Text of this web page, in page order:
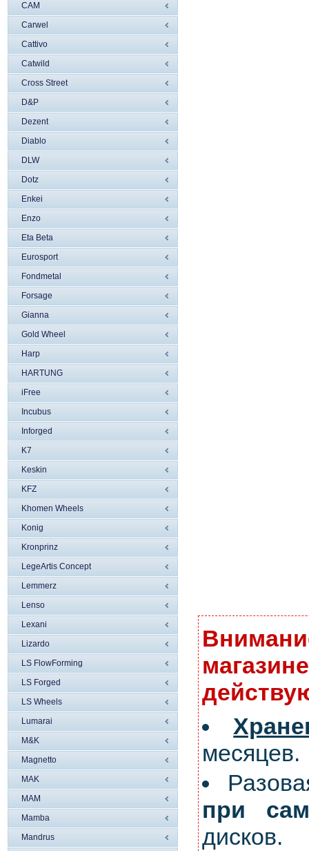
CAM
Carwel
Cattivo
Catwild
Cross Street
D&P
Dezent
Diablo
DLW
Dotz
Enkei
Enzo
Eta Beta
Eurosport
Fondmetal
Forsage
Gianna
Gold Wheel
Harp
HARTUNG
iFree
Incubus
Inforged
K7
Keskin
KFZ
Khomen Wheels
Konig
Kronprinz
LegeArtis Concept
Lemmerz
Lenso
Lexani
Lizardo
LS FlowForming
LS Forged
LS Wheels
Lumarai
M&K
Magnetto
MAK
MAM
Mamba
Mandrus
месяцев.
при
дисков.